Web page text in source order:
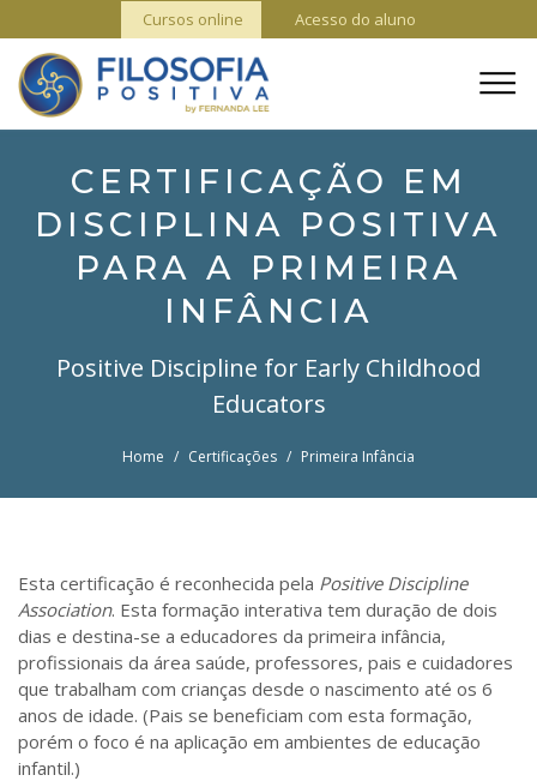
Cursos online Acesso do aluno
CERTIFICAÇÃO EM
DISCIPLINA POSITIVA
PARA A PRIMEIRA
INFÂNCIA
Positive Discipline for Early Childhood
Educators
Home / Certificações / Primeira Infância
Esta certificação é reconhecida pela Positive Discipline
Association. Esta formação interativa tem duração de dois
dias e destina-se a educadores da primeira infância,
profissionais da área saúde, professores, pais e cuidadores
que trabalham com crianças desde o nascimento até os 6
anos de idade. (Pais se beneficiam com esta formação,
porém o foco é na aplicação em ambientes de educação
infantil.)